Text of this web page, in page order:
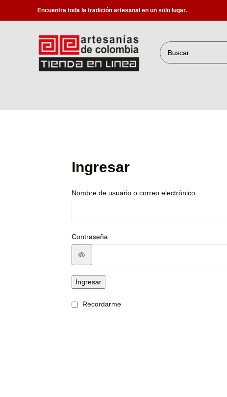
Encuentra toda la tradición artesanal en un solo lugar.
Ingresar
Nombre de usuario o correo electrónico
Contraseña
Ingresar
Recordarme